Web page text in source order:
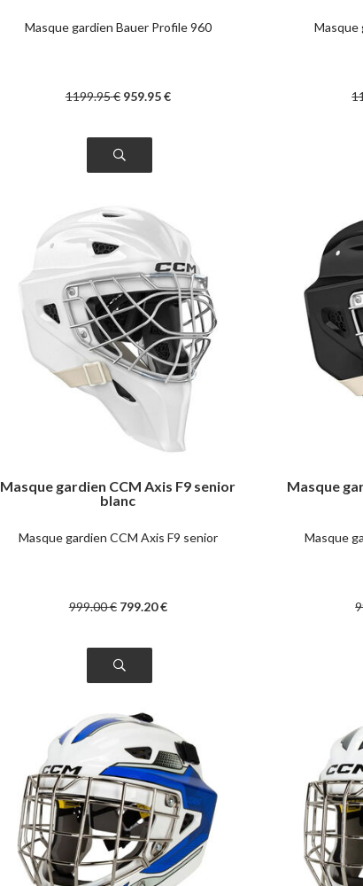
Masque gardien Bauer Profile 960
1199.95€ 959.95€
Masque
Masque gardien CCM Axis F9 senior
blanc
Masque gardien CCM Axis F9 senior
999.00€ 799.20€
Masque
Masque